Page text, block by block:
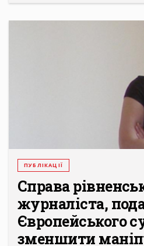
ПУБЛІКАЦІЇ
Справа
журналіста,
Європейського
зменшити